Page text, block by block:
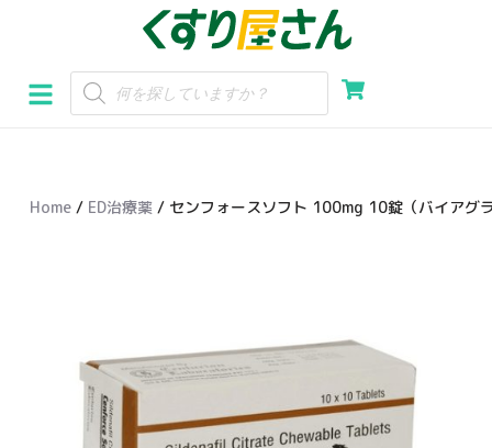
ン
テ
スHome / ED治療薬 / センフォースソフト 100mg 10錠（バイアグ